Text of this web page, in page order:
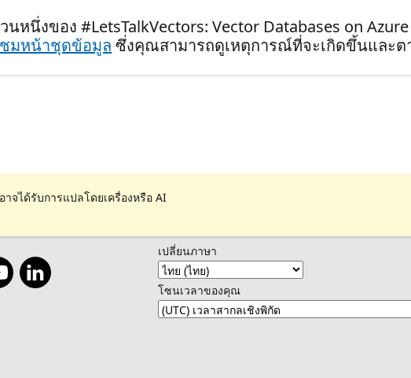
หนึ่งของ #LetsTalkVectors: Vector Databases on Azure
มหน้าชุดข้อมูล ซึ่งคุณสามารถดูเหตุการณ์ที่จะเกิดขึ้นและต
จได้รับการแปลโดยเครื่องหรือ AI
เปลี่ยนภาษา
โซนเวลาของคุณ